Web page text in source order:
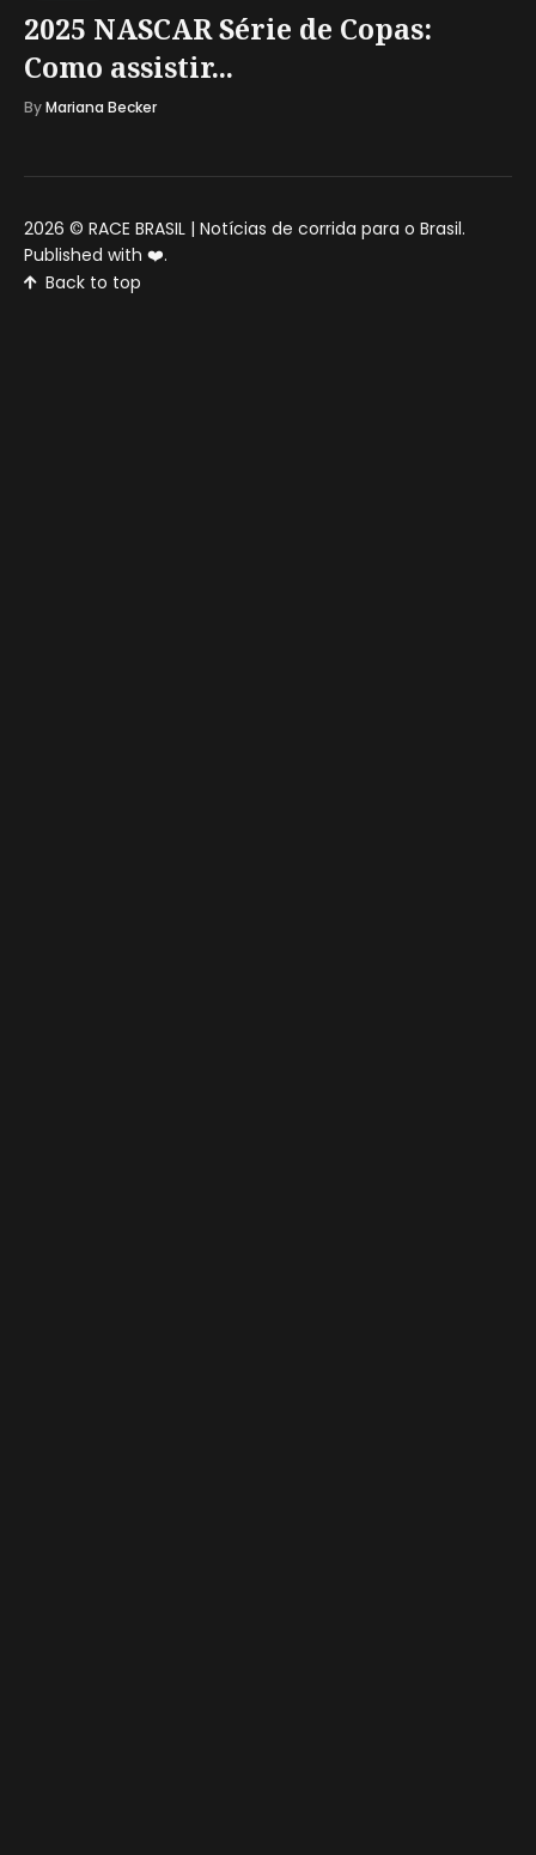
2025 NASCAR Série de Copas:
Como assistir...
ByMariana Becker
2026 © RACE BRASIL | Notícias de corrida para o Brasil.
Published with ❤️.
Back to top